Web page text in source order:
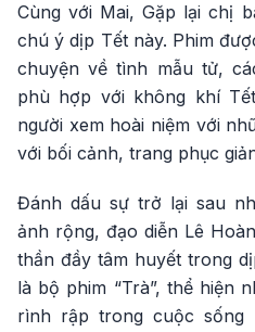
Cùng với Mai, Gặp lại chị
chú ý dịp Tết này. Phim
chuyện về tình mẫu tử,
phù hợp với không khí
người xem hoài niệm với
với bối cảnh, trang phục
Đánh dấu sự trở lại sau
ảnh rộng, đạo diễn Lê
thần đầy tâm huyết trong
là bộ phim “Trà”, thể hiện
rình rập trong cuộc